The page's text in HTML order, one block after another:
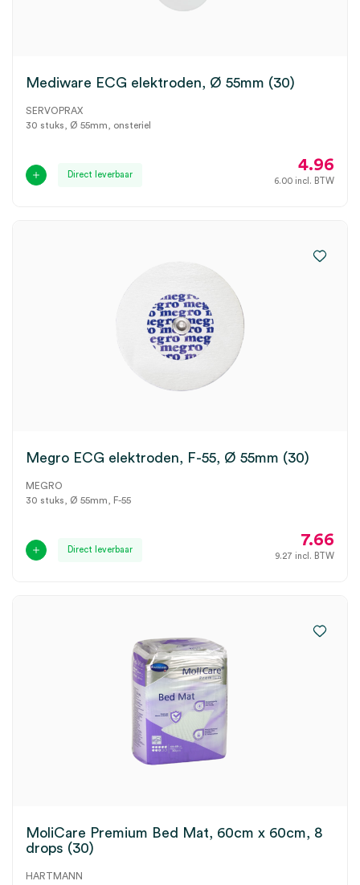
Mediware ECG elektroden, Ø 55mm (30)
SERVOPRAX
30 stuks, Ø 55mm, onsteriel
Direct leverbaar
4.96
6.00 incl. BTW
Megro ECG elektroden, F-55, Ø 55mm (30)
MEGRO
30 stuks, Ø 55mm, F-55
Direct leverbaar
7.66
9.27 incl. BTW
MoliCare Premium Bed Mat, 60cm x 60cm, 8
drops (30)
HARTMANN